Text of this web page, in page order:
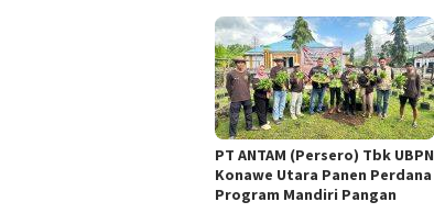
PT ANTAM (Persero) Tbk UBPN
Konawe Utara Panen Perdana
Program Mandiri Pangan